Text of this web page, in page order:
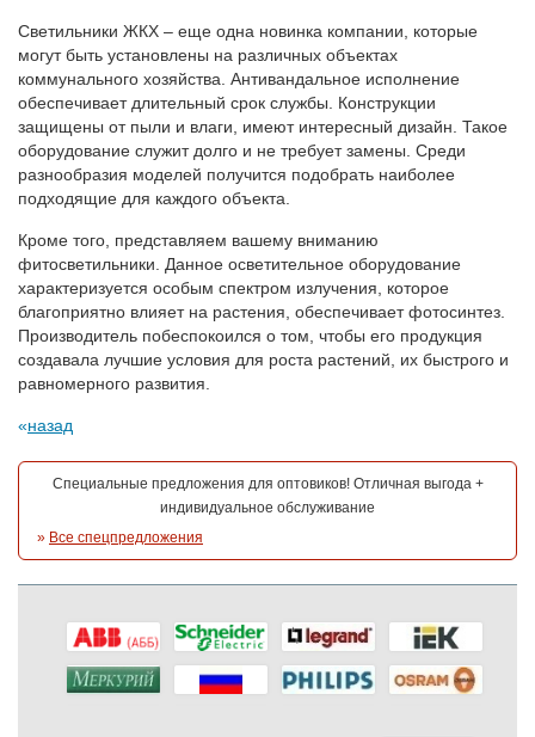
Светильники ЖКХ – еще одна новинка компании, которые
могут быть установлены на различных объектах
коммунального хозяйства. Антивандальное исполнение
обеспечивает длительный срок службы. Конструкции
защищены от пыли и влаги, имеют интересный дизайн. Такое
оборудование служит долго и не требует замены. Среди
разнообразия моделей получится подобрать наиболее
подходящие для каждого объекта.
Кроме того, представляем вашему вниманию
фитосветильники. Данное осветительное оборудование
характеризуется особым спектром излучения, которое
благоприятно влияет на растения, обеспечивает фотосинтез.
Производитель побеспокоился о том, чтобы его продукция
создавала лучшие условия для роста растений, их быстрого и
равномерного развития.
назад
Специальные предложения для оптовиков! Отличная выгода +
индивидуальное обслуживание
» Все спецпредложения